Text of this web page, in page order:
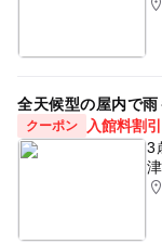
全天候型の屋内で
クーポン
入館料割
3